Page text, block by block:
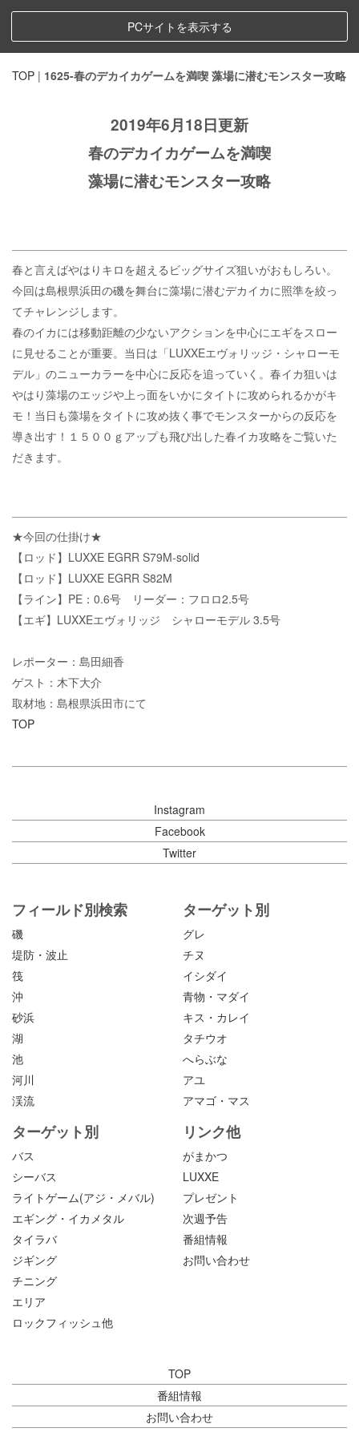
PCサイトを表示する
TOP | 1625-春のデカイカゲームを満喫 藻場に潜むモンスター攻略
2019年6月18日更新
春のデカイカゲームを満喫
藻場に潜むモンスター攻略
春と言えばやはりキロを超えるビッグサイズ狙いがおもしろい。
今回は島根県浜田の磯を舞台に藻場に潜むデカイカに照準を絞っ
てチャレンジします。
春のイカには移動距離の少ないアクションを中心にエギをスロー
に見せることが重要。当日は「LUXXEエヴォリッジ・シャローモ
デル」のニューカラーを中心に反応を追っていく。春イカ狙いは
やはり藻場のエッジや上っ面をいかにタイトに攻められるかがキ
モ！当日も藻場をタイトに攻め抜く事でモンスターからの反応を
導き出す！１５００ｇアップも飛び出した春イカ攻略をご覧いた
だきます。
★今回の仕掛け★
【ロッド】LUXXE EGRR S79M-solid
【ロッド】LUXXE EGRR S82M
【ライン】PE：0.6号 リーダー：フロロ2.5号
【エギ】LUXXEエヴォリッジ シャローモデル 3.5号
レポーター：島田細香
ゲスト：木下大介
取材地：島根県浜田市にて
TOP
Instagram
Facebook
Twitter
フィールド別検索
磯
堤防・波止
筏
沖
砂浜
湖
池
河川
渓流
ターゲット別
グレ
チヌ
イシダイ
青物・マダイ
キス・カレイ
タチウオ
へらぶな
アユ
アマゴ・マス
ターゲット別
バス
シーバス
ライトゲーム(アジ・メバル)
エギング・イカメタル
タイラバ
ジギング
チニング
エリア
ロックフィッシュ他
リンク他
がまかつ
LUXXE
プレゼント
次週予告
番組情報
お問い合わせ
TOP
番組情報
お問い合わせ